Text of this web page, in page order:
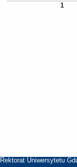
1
Rektorat Uniwersytetu